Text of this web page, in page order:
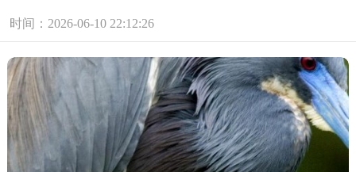
时间：2026-06-10 22:12:26